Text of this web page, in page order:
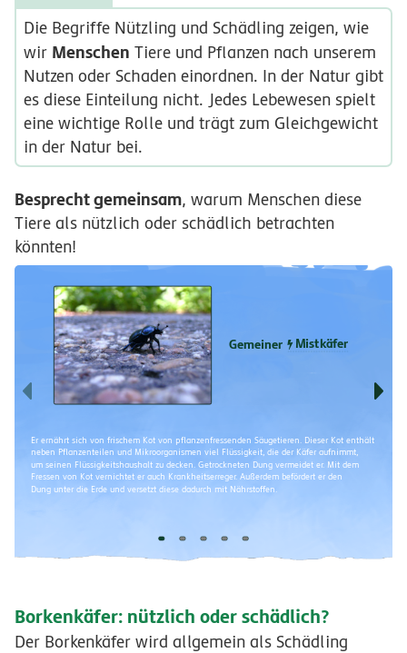
Die Begriffe Nützling und Schädling zeigen, wie
wir Menschen Tiere und Pflanzen nach unserem
Nutzen oder Schaden einordnen. In der Natur gibt
es diese Einteilung nicht. Jedes Lebewesen spielt
eine wichtige Rolle und trägt zum Gleichgewicht
in der Natur bei.
Besprecht gemeinsam, warum Menschen diese
Tiere als nützlich oder schädlich betrachten
könnten!
f g
Er ernährt sich von frischem Kot von pflanzenfressenden Säugetieren. Dieser Kot enthält
neben Pflanzenteilen und Mikroorganismen viel Flüssigkeit, die der Käfer aufnimmt,
um seinen Flüssigkeitshaushalt zu decken. Getrockneten Dung vermeidet er. Mit dem
Fressen von Kot vernichtet er auch Krankheitserreger. Außerdem befördert er den
Dung unter die Erde und versetzt diese dadurch mit Nährstoffen.
Gemeiner Mistkäfer
Borkenkäfer: nützlich oder schädlich?
Der Borkenkäfer wird allgemein als Schädling